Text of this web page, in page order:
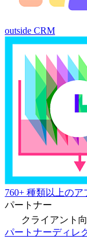
outside CRM
760+ 種類以上の
パートナー
クライアント
パートナーディレ